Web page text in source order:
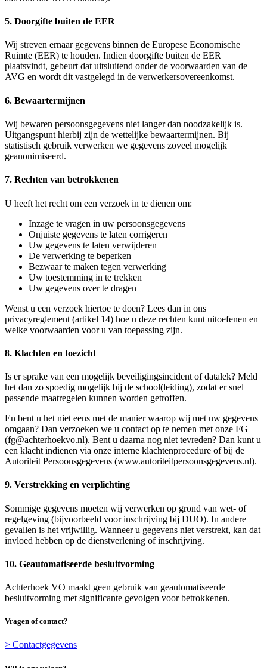
5. Doorgifte buiten de EER
Wij streven ernaar gegevens binnen de Europese Economische
Ruimte (EER) te houden. Indien doorgifte buiten de EER
plaatsvindt, gebeurt dat uitsluitend onder de voorwaarden van de
AVG en wordt dit vastgelegd in de verwerkersovereenkomst.
6. Bewaartermijnen
Wij bewaren persoonsgegevens niet langer dan noodzakelijk is.
Uitgangspunt hierbij zijn de wettelijke bewaartermijnen. Bij
statistisch gebruik verwerken we gegevens zoveel mogelijk
geanonimiseerd.
7. Rechten van betrokkenen
U heeft het recht om een verzoek in te dienen om:
Inzage te vragen in uw persoonsgegevens
Onjuiste gegevens te laten corrigeren
Uw gegevens te laten verwijderen
De verwerking te beperken
Bezwaar te maken tegen verwerking
Uw toestemming in te trekken
Uw gegevens over te dragen
Wenst u een verzoek hiertoe te doen? Lees dan in ons
privacyreglement (artikel 14) hoe u deze rechten kunt uitoefenen en
welke voorwaarden voor u van toepassing zijn.
8. Klachten en toezicht
Is er sprake van een mogelijk beveiligingsincident of datalek? Meld
het dan zo spoedig mogelijk bij de school(leiding), zodat er snel
passende maatregelen kunnen worden getroffen.
En bent u het niet eens met de manier waarop wij met uw gegevens
omgaan? Dan verzoeken we u contact op te nemen met onze FG
(fg@achterhoekvo.nl). Bent u daarna nog niet tevreden? Dan kunt u
een klacht indienen via onze interne klachtenprocedure of bij de
Autoriteit Persoonsgegevens (www.autoriteitpersoonsgegevens.nl).
9. Verstrekking en verplichting
Sommige gegevens moeten wij verwerken op grond van wet- of
regelgeving (bijvoorbeeld voor inschrijving bij DUO). In andere
gevallen is het vrijwillig. Wanneer u gegevens niet verstrekt, kan dat
invloed hebben op de dienstverlening of inschrijving.
10. Geautomatiseerde besluitvorming
Achterhoek VO maakt geen gebruik van geautomatiseerde
besluitvorming met significante gevolgen voor betrokkenen.
Vragen of contact?
> Contactgegevens